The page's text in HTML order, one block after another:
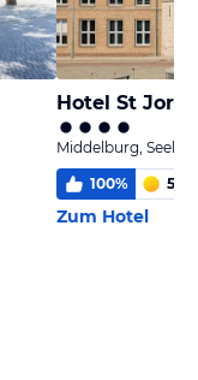
Hotel St
Middelburg,
100% 5,0
Zum Hotel